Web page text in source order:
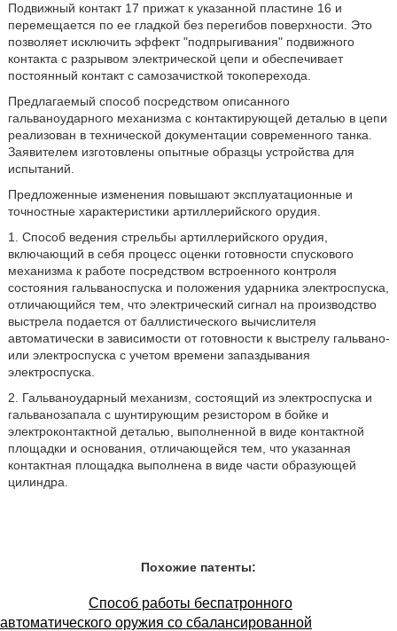
Подвижный контакт 17 прижат к указанной пластине 16 и
перемещается по ее гладкой без перегибов поверхности. Это
позволяет исключить эффект "подпрыгивания" подвижного
контакта с разрывом электрической цепи и обеспечивает
постоянный контакт с самозачисткой токоперехода.
Предлагаемый способ посредством описанного
гальваноударного механизма с контактирующей деталью в цепи
реализован в технической документации современного танка.
Заявителем изготовлены опытные образцы устройства для
испытаний.
Предложенные изменения повышают эксплуатационные и
точностные характеристики артиллерийского орудия.
1. Способ ведения стрельбы артиллерийского орудия,
включающий в себя процесс оценки готовности спускового
механизма к работе посредством встроенного контроля
состояния гальваноспуска и положения ударника электроспуска,
отличающийся тем, что электрический сигнал на производство
выстрела подается от баллистического вычислителя
автоматически в зависимости от готовности к выстрелу гальвано-
или электроспуска с учетом времени запаздывания
электроспуска.
2. Гальваноударный механизм, состоящий из электроспуска и
гальванозапала с шунтирующим резистором в бойке и
электроконтактной деталью, выполненной в виде контактной
площадки и основания, отличающейся тем, что указанная
контактная площадка выполнена в виде части образующей
цилиндра.
Похожие патенты:
Способ работы беспатронного
автоматического оружия со сбалансированной